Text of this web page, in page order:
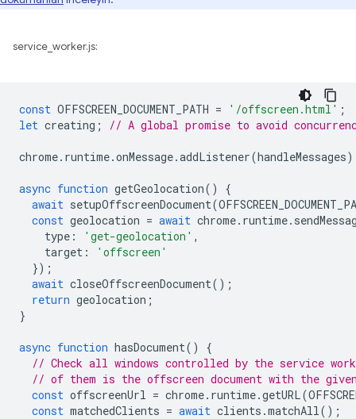
service_worker.js:
const OFFSCREEN_DOCUMENT_PATH = '/offscreen.html' ;
let creating ; // A global promise to avoid
chrome. runtime.onMessage.addListener(handleMessages
async function getGeolocation()
{
await setupOffscreenDocument(
const geolocation = await chrome. runtime.
type : 'get-geolocation' ,
target :
'offscreen'
});
await closeOffscreenDocument();
return geolocation ;
}
async function hasDocument()
{
// Check all windows controlled by the service
// of them is the offscreen document with the
const offscreenUrl = chrome. runtime.getURL(
const matchedClients = await clients .matchAll ();